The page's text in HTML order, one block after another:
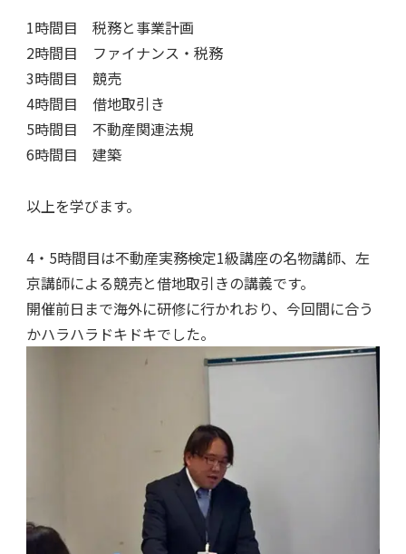
1時間目 税務と事業計画
2時間目 ファイナンス・税務
3時間目 競売
4時間目 借地取引き
5時間目 不動産関連法規
6時間目 建築
以上を学びます。
4・5時間目は不動産実務検定1級講座の名物講師、左
京講師による競売と借地取引きの講義です。
開催前日まで海外に研修に行かれおり、今回間に合う
かハラハラドキドキでした。